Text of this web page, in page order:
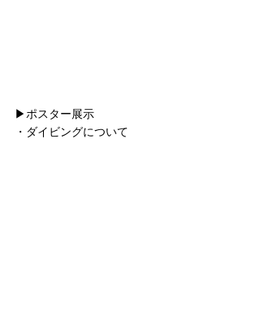
▶︎ポスター展示
・ダイビングについて